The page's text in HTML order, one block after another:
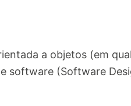
a objetos (em
software (Software